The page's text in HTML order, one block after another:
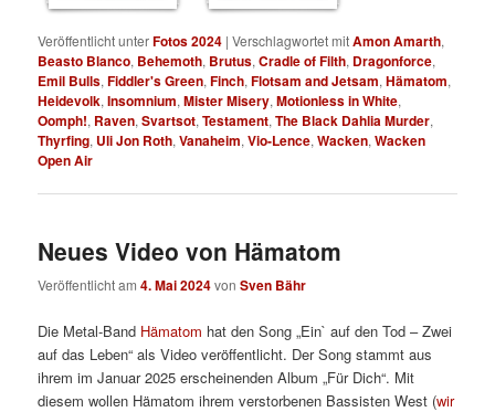
Veröffentlicht unterFotos 2024 |Verschlagwortet mitAmon Amarth,
Beasto Blanco, Behemoth, Brutus,Cradle of Filth, Dragonforce,
Emil Bulls,Fiddler's Green,Finch,Flotsam and Jetsam,Hämatom,
Heidevolk,Insomnium,Mister Misery,Motionless in White,
Oomph!, Raven,Svartsot,Testament,The Black Dahlia Murder,
Thyrfing, Uli Jon Roth,Vanaheim,Vio-Lence,Wacken,Wacken
Open Air
Neues Video von Hämatom
Veröffentlicht am4. Mai 2024vonSven Bähr
Die Metal-Band Hämatom hat den Song „Ein` auf den Tod – Zwei
auf das Leben“ als Video veröffentlicht. Der Song stammt aus
ihrem im Januar 2025 erscheinenden Album „Für Dich“. Mit
diesem wollen Hämatom ihrem verstorbenen Bassisten West (wir